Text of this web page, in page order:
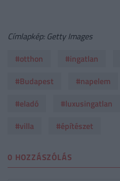
Címlapkép: Getty Images
#otthon
#ingatlan
#Budapest
#napelem
#eladó
#luxusingatlan
#villa
#építészet
0 HOZZÁSZÓLÁS